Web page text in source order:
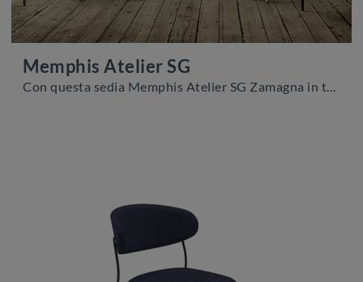
Memphis Atelier SG
Con questa sedia Memphis Atelier SG Zamagna in tessuto, una tra le nostre sedute sgabelli moderne, potrai impreziosire i tuoi interni.